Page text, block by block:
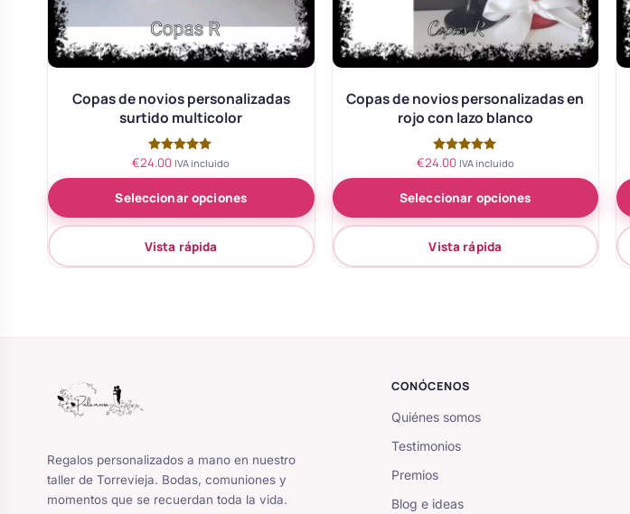
Copas de novios personalizadas
surtido multicolor
Valorado
de 5
€24.00 IVA incluido
Seleccionar opciones
Vista rápida
Copas de novios personalizadas en
rojo con lazo blanco
Valorado
de 5
€24.00 IVA incluido
Seleccionar opciones
Vista rápida
Regalos personalizados a mano en nuestro
taller de Torrevieja. Bodas, comuniones y
momentos que se recuerdan toda la vida.
CONÓCENOS
Quiénes somos
Testimonios
Premios
Blog e ideas